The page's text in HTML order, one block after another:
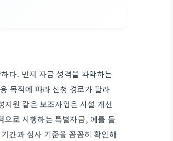
다. 먼저 자금 성격을 파악하는
목적에 따라 신청 경로가 달라
원 같은 보조사업은 시설 개선
으로 시행하는 특별자금, 예를 들
간과 심사 기준을 꼼꼼히 확인해